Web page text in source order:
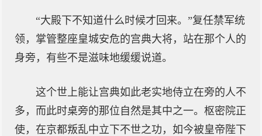
“大殿下不知道什么时候才回来。”复任禁军统
领，掌管整座皇城安危的宫典大将，站在那个人的
身旁，有些不是滋味地缓缓说道。
这个世上能让宫典如此老实地侍立在旁的人不
多，而此时桌旁的那位自然是其中之一。枢密院正
使，在京都叛乱中立下不世之功，如今被皇帝陛下